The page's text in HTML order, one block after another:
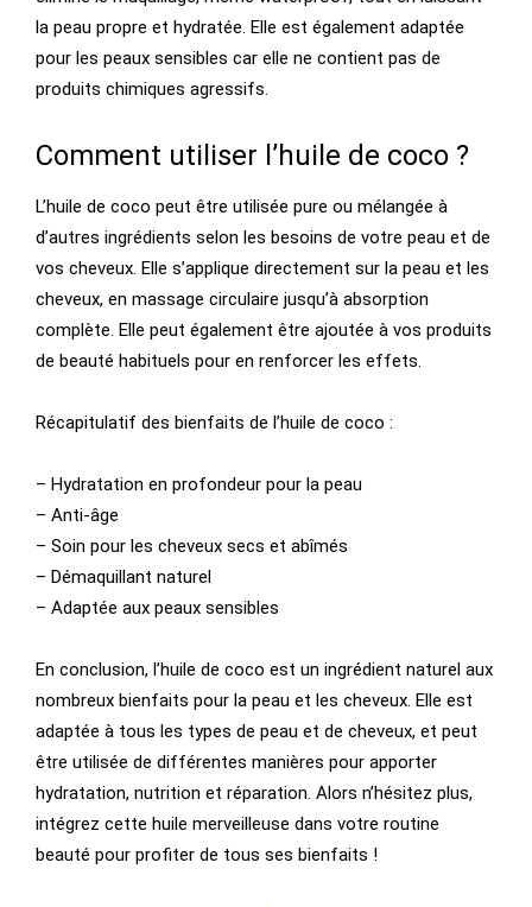
la peau propre et hydratée. Elle est également adaptée
pour les peaux sensibles car elle ne contient pas de
produits chimiques agressifs.
Comment utiliser l’huile de coco ?
L’huile de coco peut être utilisée pure ou mélangée à
d’autres ingrédients selon les besoins de votre peau et de
vos cheveux. Elle s’applique directement sur la peau et les
cheveux, en massage circulaire jusqu’à absorption
complète. Elle peut également être ajoutée à vos produits
de beauté habituels pour en renforcer les effets.
Récapitulatif des bienfaits de l’huile de coco :
– Hydratation en profondeur pour la peau
– Anti-âge
– Soin pour les cheveux secs et abîmés
– Démaquillant naturel
– Adaptée aux peaux sensibles
En conclusion, l’huile de coco est un ingrédient naturel aux
nombreux bienfaits pour la peau et les cheveux. Elle est
adaptée à tous les types de peau et de cheveux, et peut
être utilisée de différentes manières pour apporter
hydratation, nutrition et réparation. Alors n’hésitez plus,
intégrez cette huile merveilleuse dans votre routine
beauté pour profiter de tous ses bienfaits !